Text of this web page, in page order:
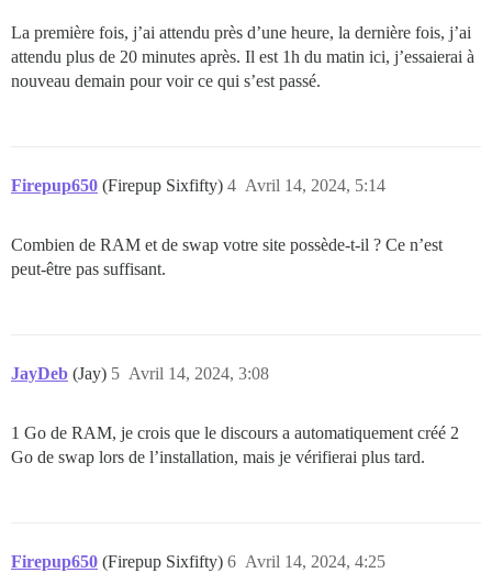
La première fois, j’ai attendu près d’une heure, la dernière fois, j’ai
attendu plus de 20 minutes après. Il est 1h du matin ici, j’essaierai à
nouveau demain pour voir ce qui s’est passé.
Firepup650 (Firepup Sixfifty) Avril 14, 2024, 5:14
4
Combien de RAM et de swap votre site possède-t-il ? Ce n’est
peut-être pas suffisant.
JayDeb (Jay) Avril 14, 2024, 3:08
5
1 Go de RAM, je crois que le discours a automatiquement créé 2
Go de swap lors de l’installation, mais je vérifierai plus tard.
Firepup650 (Firepup Sixfifty) Avril 14, 2024, 4:25
6